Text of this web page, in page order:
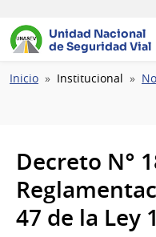
Unidad Nacional
de Seguridad Vial
Ruta
Inicio Institucional
Decreto N°
47 de la Ley